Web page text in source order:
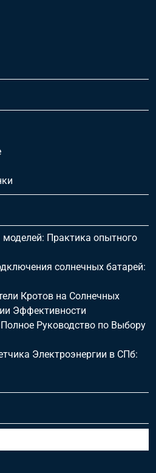
Практика опытного
солнечных батарей:
Кротов на Солнечных
Эффективности
Руководство по Выбору
Электроэнергии в СПб: